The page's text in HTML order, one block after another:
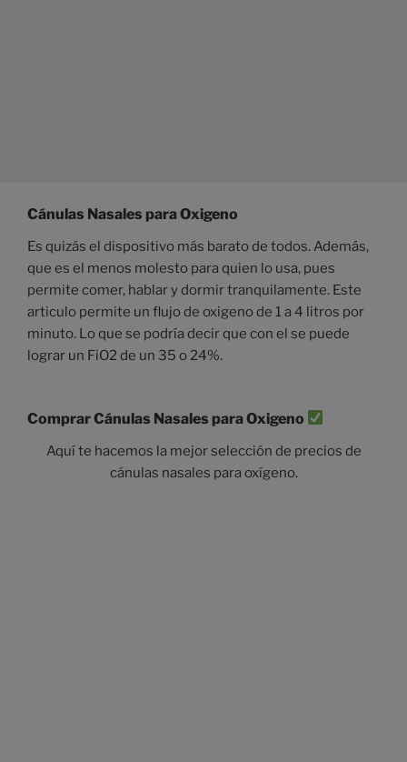
Cánulas Nasales para Oxigeno
Es quizás el dispositivo más barato de todos. Además,
que es el menos molesto para quien lo usa, pues
permite comer, hablar y dormir tranquilamente. Este
articulo permite un flujo de oxigeno de 1 a 4 litros por
minuto. Lo que se podría decir que con el se puede
lograr un FiO2 de un 35 o 24%.
Comprar Cánulas Nasales para Oxigeno
Aquí te hacemos la mejor selección de precios de
cánulas nasales para oxígeno.